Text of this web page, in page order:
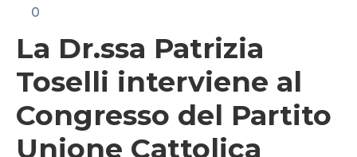
0
La Dr.ssa Patrizia
Toselli interviene al
Congresso del Partito
Unione Cattolica